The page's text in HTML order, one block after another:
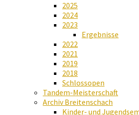
2025
2024
2023
Ergebnisse
2022
2021
2019
2018
Schlossopen
Tandem-Meisterschaft
Archiv Breitenschach
Kinder- und